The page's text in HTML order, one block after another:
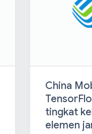
China
tingkat
elemen